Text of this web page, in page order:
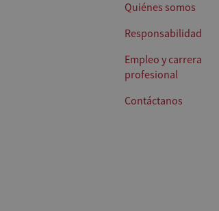
Quiénes somos
Responsabilidad
Empleo y carrera
profesional
Contáctanos